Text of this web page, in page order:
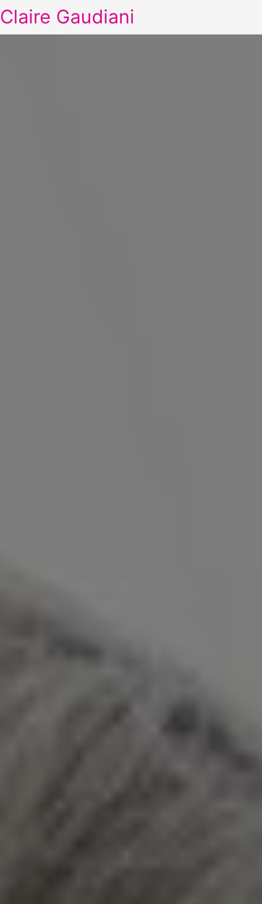
Claire Gaudiani